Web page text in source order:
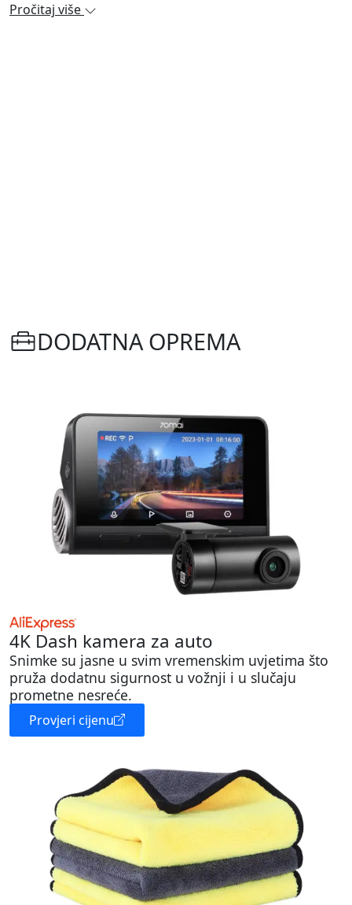
Pročitaj više
DODATNA OPREMA
4K Dash kamera za auto
Snimke su jasne u svim vremenskim uvjetima što
pruža dodatnu sigurnost u vožnji i u slučaju
prometne nesreće.
Provjeri cijenu